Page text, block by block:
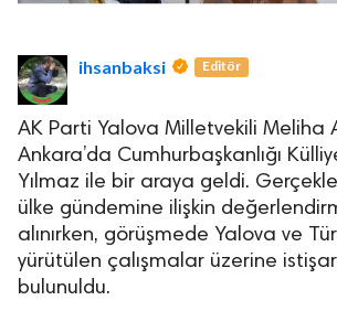
ihsanbaksi Editör
AK Parti Yalova Milletvekili Meliha
Ankara’da Cumhurbaşkanlığı
Yılmaz ile bir araya geldi.
ülke gündemine ilişkin
alınırken, görüşmede Yalova ve
yürütülen çalışmalar üzerine
bulunuldu.